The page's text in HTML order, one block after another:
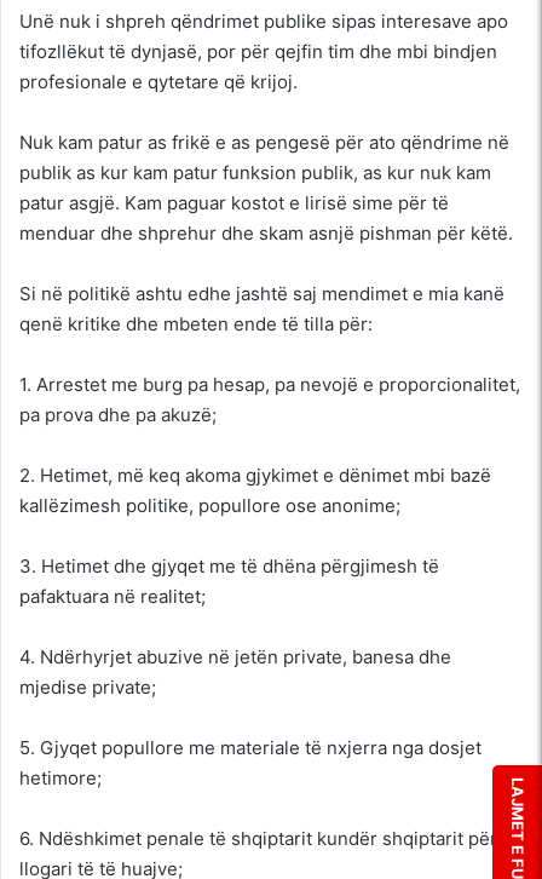
Unë nuk i shpreh qëndrimet publike sipas interesave apo
tifozllëkut të dynjasë, por për qejfin tim dhe mbi bindjen
profesionale e qytetare që krijoj.
Nuk kam patur as frikë e as pengesë për ato qëndrime në
publik as kur kam patur funksion publik, as kur nuk kam
patur asgjë. Kam paguar kostot e lirisë sime për të
menduar dhe shprehur dhe skam asnjë pishman për këtë.
Si në politikë ashtu edhe jashtë saj mendimet e mia kanë
qenë kritike dhe mbeten ende të tilla për:
1. Arrestet me burg pa hesap, pa nevojë e proporcionalitet,
pa prova dhe pa akuzë;
2. Hetimet, më keq akoma gjykimet e dënimet mbi bazë
kallëzimesh politike, popullore ose anonime;
3. Hetimet dhe gjyqet me të dhëna përgjimesh të
pafaktuara në realitet;
4. Ndërhyrjet abuzive në jetën private, banesa dhe
mjedise private;
5. Gjyqet popullore me materiale të nxjerra nga dosjet
hetimore;
6. Ndëshkimet penale të shqiptarit kundër shqiptarit për
llogari të të huajve;
LAJMET E FUNDIT